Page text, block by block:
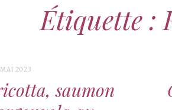
Étiquette :
2023
saumon